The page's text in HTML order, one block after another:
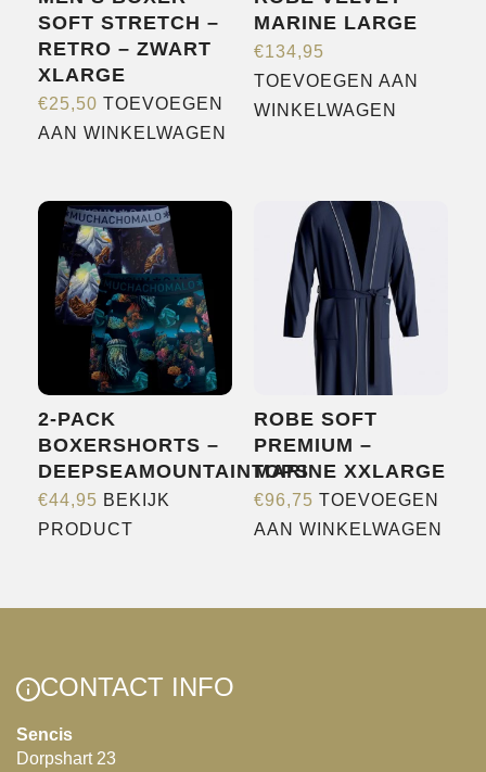
SOFT STRETCH –
RETRO – ZWART
XLARGE
€25,50 TOEVOEGEN
AAN WINKELWAGEN
MARINE LARGE
€134,95
TOEVOEGEN AAN
WINKELWAGEN
2-PACK
BOXERSHORTS –
DEEPSEAMOUNTAINTOPS
€44,95 BEKIJK
PRODUCT
meerdere
Deze
optie
ROBE SOFT
PREMIUM –
MARINE XXLARGE
€96,75 TOEVOEGEN
AAN WINKELWAGEN
CONTACT INFO
Sencis
Dorpshart 23